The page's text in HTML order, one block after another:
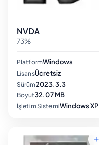
NVDA
73%
PlatformWindows
LisansÜcretsiz
Sürüm2023.3.3
Boyut32.07 MB
İşletim SistemiWindows XP